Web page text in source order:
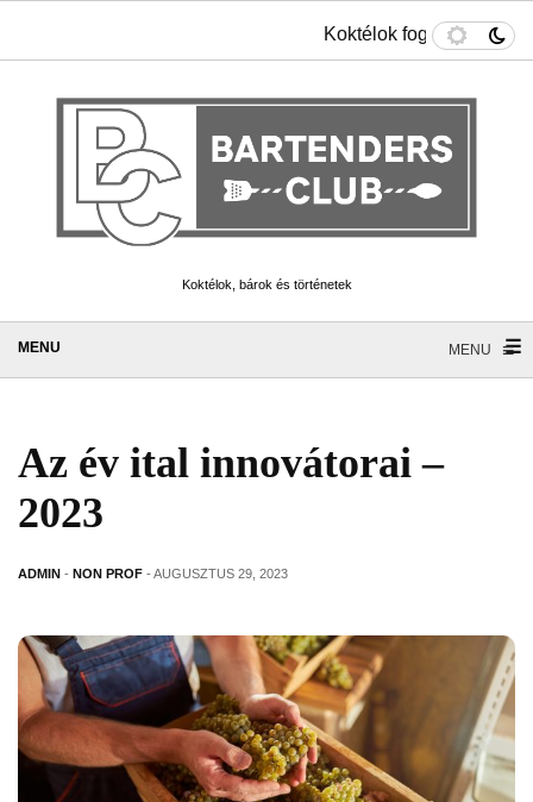
Koktélok
Koktélok, bárok és történetek
MENU ≡
☰
Az év ital innovátorai –
2023
ADMIN - NON PROF - AUGUSZTUS 29, 2023